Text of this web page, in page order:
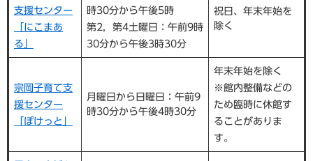
支援センター
「にこまあ
る」
時30分から午後5時
第2，第4土曜日：午前9時
30分から午後3時30分
祝日、年末年始を
除く
宗岡子育て支
援センター
「ぽけっと」
月曜日から日曜日：午前9
時30分から午後4時30分
年末年始を除く
※館内整備などの
ため臨時に休館す
ることがありま
す。